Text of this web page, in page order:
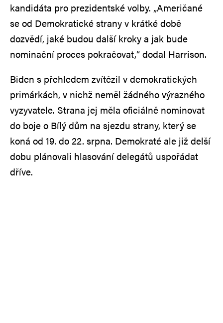
kandidáta pro prezidentské volby. „Američané
se od Demokratické strany v krátké době
dozvědí, jaké budou další kroky a jak bude
nominační proces pokračovat,“ dodal Harrison.
Biden s přehledem zvítězil v demokratických
primárkách, v nichž neměl žádného výrazného
vyzyvatele. Strana jej měla oficiálně nominovat
do boje o Bílý dům na sjezdu strany, který se
koná od 19. do 22. srpna. Demokraté ale již delší
dobu plánovali hlasování delegátů uspořádat
dříve.